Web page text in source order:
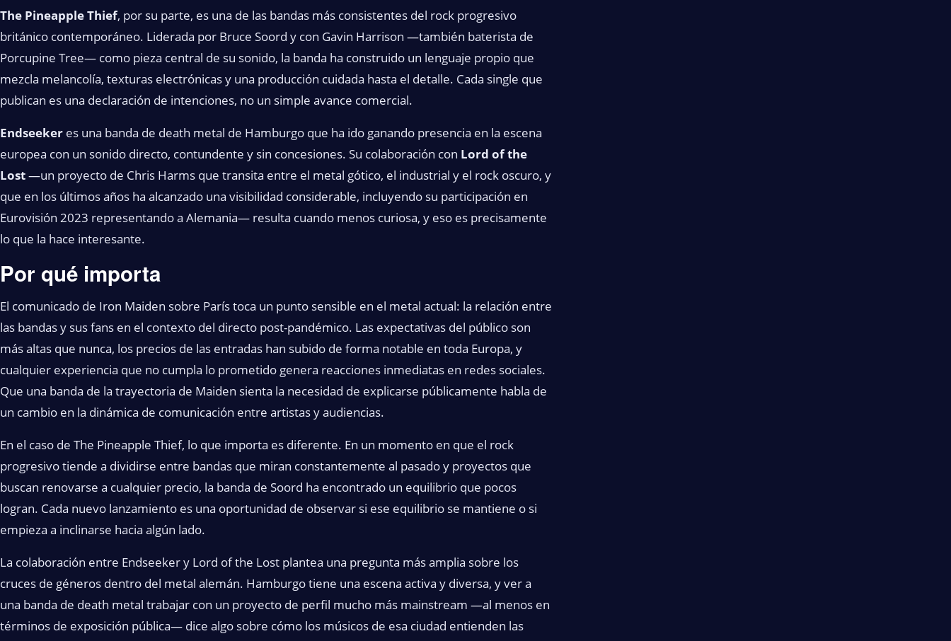
The Pineapple Thief, por su parte, es una de las bandas más consistentes del rock progresivo
británico contemporáneo. Liderada por Bruce Soord y con Gavin Harrison —también baterista de
Porcupine Tree— como pieza central de su sonido, la banda ha construido un lenguaje propio que
mezcla melancolía, texturas electrónicas y una producción cuidada hasta el detalle. Cada single que
publican es una declaración de intenciones, no un simple avance comercial.
Endseeker es una banda de death metal de Hamburgo que ha ido ganando presencia en la escena
europea con un sonido directo, contundente y sin concesiones. Su colaboración con Lord of the
Lost—un proyecto de Chris Harms que transita entre el metal gótico, el industrial y el rock oscuro, y
que en los últimos años ha alcanzado una visibilidad considerable, incluyendo su participación en
Eurovisión 2023 representando a Alemania— resulta cuando menos curiosa, y eso es precisamente
lo que la hace interesante.
Por qué importa
El comunicado de Iron Maiden sobre París toca un punto sensible en el metal actual: la relación entre
las bandas y sus fans en el contexto del directo post-pandémico. Las expectativas del público son
más altas que nunca, los precios de las entradas han subido de forma notable en toda Europa, y
cualquier experiencia que no cumpla lo prometido genera reacciones inmediatas en redes sociales.
Que una banda de la trayectoria de Maiden sienta la necesidad de explicarse públicamente habla de
un cambio en la dinámica de comunicación entre artistas y audiencias.
En el caso de The Pineapple Thief, lo que importa es diferente. En un momento en que el rock
progresivo tiende a dividirse entre bandas que miran constantemente al pasado y proyectos que
buscan renovarse a cualquier precio, la banda de Soord ha encontrado un equilibrio que pocos
logran. Cada nuevo lanzamiento es una oportunidad de observar si ese equilibrio se mantiene o si
empieza a inclinarse hacia algún lado.
La colaboración entre Endseeker y Lord of the Lost plantea una pregunta más amplia sobre los
cruces de géneros dentro del metal alemán. Hamburgo tiene una escena activa y diversa, y ver a
una banda de death metal trabajar con un proyecto de perfil mucho más mainstream —al menos en
términos de exposición pública— dice algo sobre cómo los músicos de esa ciudad entienden las